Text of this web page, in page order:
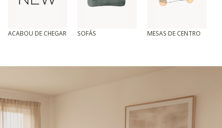
ACABOU DE CHEGAR SOFÁS MESAS DE CENTRO